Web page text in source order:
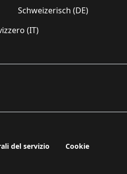
Schweizerisch (DE)
(IT)
del servizio Cookie